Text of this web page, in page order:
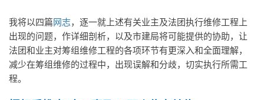
我将以四篇网志，逐一就上述有关业主及法团执行维修工程上
出现的问题，作详细剖析，以及市建局将可能提供的协助，让
法团和业主对筹组维修工程的各项环节有更深入和全面理解，
减少在筹组维修的过程中，出现误解和分歧，切实执行所需工
程。